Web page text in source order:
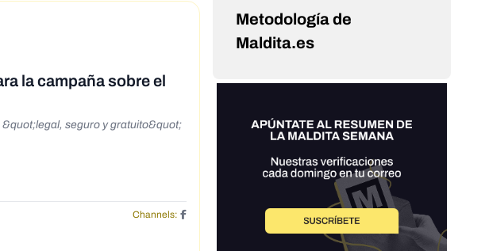
la campaña sobre el
seguro y gratuito&quot;
Channels:
Metodología de
Maldita.es